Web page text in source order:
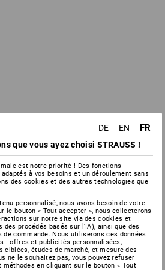
DE EN FR
que vous ayez choisi STRAUSS !
est notre priorité ! Des fonctions
à vos besoins et un déroulement sans
des cookies et des autres technologies que
personnalisé, nous avons besoin de votre
le bouton « Tout accepter », nous collecterons
sur notre site via des cookies et
procédés basés sur l'IA), ainsi que des
de commande. Nous utiliserons ces données
: offres et publicités personnalisées,
ciblées, études de marché, et mesure des
ne le souhaitez pas, vous pouvez refuser
en cliquant sur le bouton « Tout